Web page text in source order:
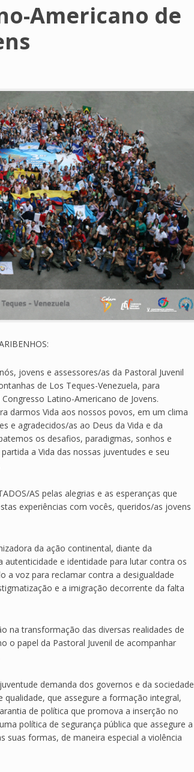
Americano de
jovens e assessores/as da Pastoral Juvenil
de Los Teques-Venezuela, para
Latino-Americano de Jovens.
darmos Vida aos nossos povos, em um clima
e agradecidos/as ao Deus da Vida e da
os desafios, paradigmas, sonhos e
a Vida das nossas juventudes e seu
AS pelas alegrias e as esperanças que
experiências com vocês, queridos/as jovens
da ação continental, diante da
autenticidade e identidade para lutar contra os
a voz para reclamar contra a desigualdade
e a imigração decorrente da falta
na transformação das diversas realidades de
o papel da Pastoral Juvenil de acompanhar
demanda dos governos e da sociedade
que assegure a formação integral,
de política que promova a inserção no
política de segurança pública que assegure a
formas, de maneira especial a violência